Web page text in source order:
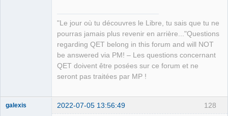
"Le jour où tu découvres le Libre, tu sais que tu ne
pourras jamais plus revenir en arrière..."Questions
regarding QET belong in this forum and will NOT
be answered via PM! – Les questions concernant
QET doivent être posées sur ce forum et ne
seront pas traitées par MP !
128
galexis 2022-07-05 13:56:49